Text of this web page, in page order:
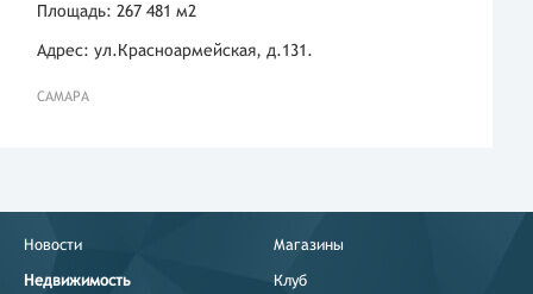
Площадь: 267 481 м2
Адрес: ул.Красноармейская, д.131.
САМАРА
Новости
Недвижимость
Магазины
Клуб